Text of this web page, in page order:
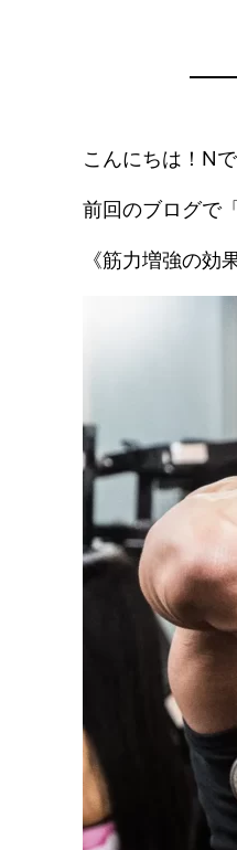
こんにちは！Nで
前回のブログで
《筋力増強の